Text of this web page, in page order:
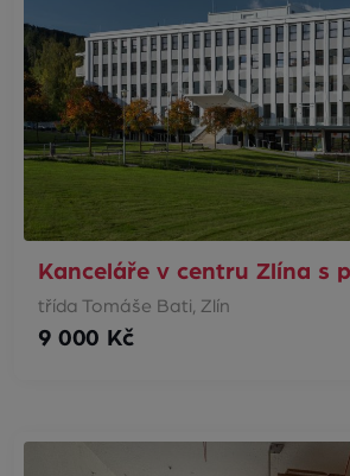
Kanceláře v centru Zlína s
třída Tomáše Bati, Zlín
9 000 Kč